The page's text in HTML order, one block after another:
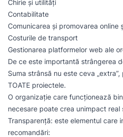
Chirie și utilități
Contabilitate
Comunicarea și promovarea online
Costurile de transport
Gestionarea platformelor web ale
De ce este importantă strângerea
Suma strânsă nu este ceva
TOATE proiectele.
O organizație care funcționează
necesare poate crea unimpact real
Transparență: este elementul care
recomandări: